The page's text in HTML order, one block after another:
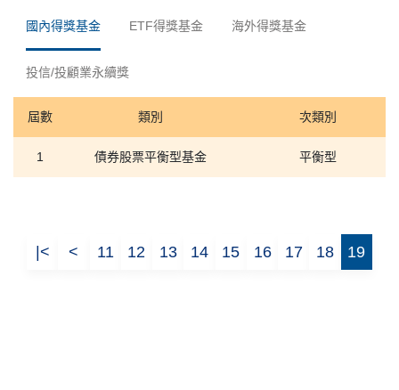
國內得獎基金 ETF得獎基金 海外得獎基金
投信/投顧業永續獎
屆數 類別 次類別
1 債券股票平衡型基金 平衡型
|< < 11 12 13 14 15 16 17 18 19